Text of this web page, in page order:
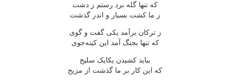
که تنها گله برد رستم ز دشت
ز ما کشت بسیار و اندر گذشت
ز ترکان برآمد یکی گفت و گوی
که تنها بجنگ آمد این کینه‌جوی
بباید کشیدن یکایک سلیح
که این کار بر ما گذشت از مزیح